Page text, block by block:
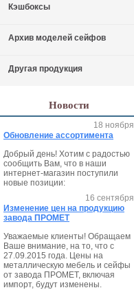
Кэшбоксы
Архив моделей сейфов
Другая продукция
Новости
Обновление ассортимента
18 ноября
Добрый день! Хотим с радостью
сообщить Вам, что в наши
интернет-магазин поступили
новые позиции:
Изменение цен на продукцию
завода ПРОМЕТ
16 сентября
Уважаемые клиенты! Обращаем
Ваше внимание, на то, что с
27.09.2015 года. Цены на
металлическую мебель и сейфы
от завода ПРОМЕТ, включая
импорт, будут изменены.